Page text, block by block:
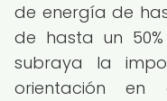
de energía de
de hasta un
subraya la
orientación en